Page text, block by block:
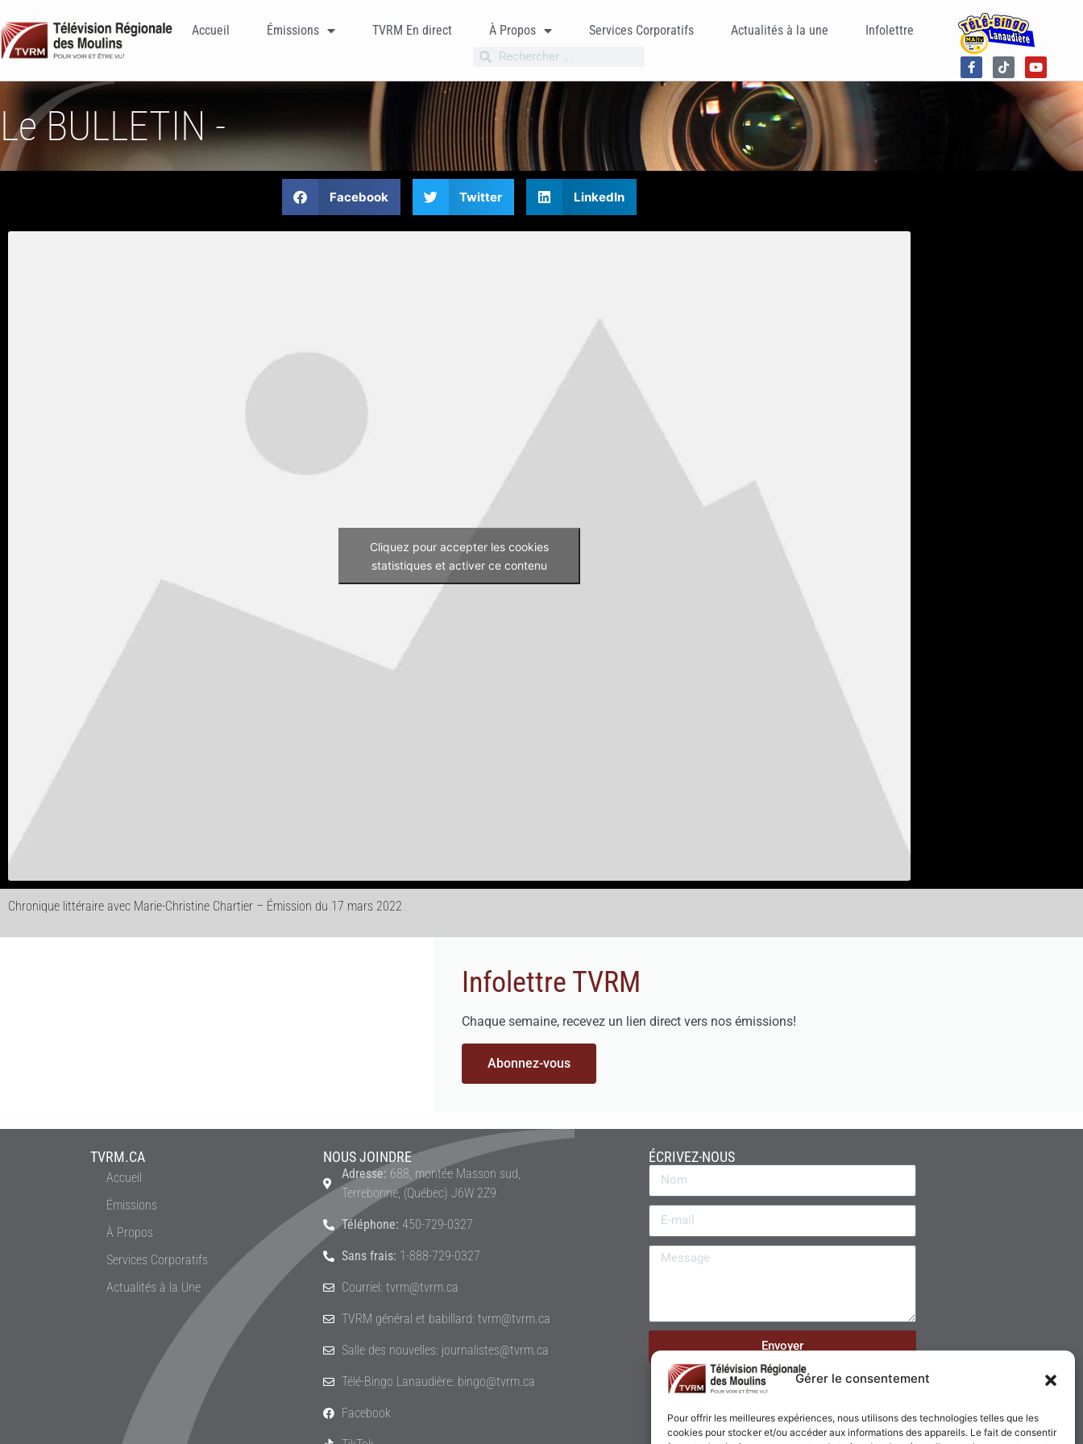
Gérer le consentement
Pour offrir les meilleures expériences, nous utilisons des technologies telles que les
cookies pour stocker et/ou accéder aux informations des appareils. Le fait de consentir
Accueil Émissions TVRM En direct À Propos Services Corporatifs Actualités à la une Infolettre
Le BULLETIN -
Facebook Twitter LinkedIn
Cliquez pour accepter les cookies
statistiques et activer ce contenu
Chronique littéraire avec Marie-Christine Chartier – Émission du 17 mars 2022
Infolettre TVRM
Chaque semaine, recevez un lien direct vers nos émissions!
Abonnez-vous
TVRM.CA
Accueil
Émissions
À Propos
Services Corporatifs
Actualités à la Une
NOUS JOINDRE
Adresse: 688, montée Masson sud,
Terrebonne, (Québec) J6W 2Z9
Téléphone: 450-729-0327
Sans frais: 1-888-729-0327
Courriel: tvrm@tvrm.ca
TVRM général et babillard: tvrm@tvrm.ca
Salle des nouvelles: journalistes@tvrm.ca
Télé-Bingo Lanaudière: bingo@tvrm.ca
Facebook
ÉCRIVEZ-NOUS
Envoyer